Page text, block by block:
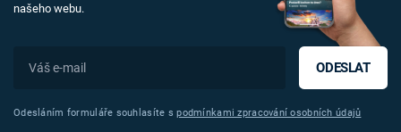
našeho webu.
ODESLAT
Odesláním formuláře souhlasíte spodmínkami zpracování osobních údajů